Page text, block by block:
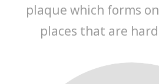
plaque which forms
places that are